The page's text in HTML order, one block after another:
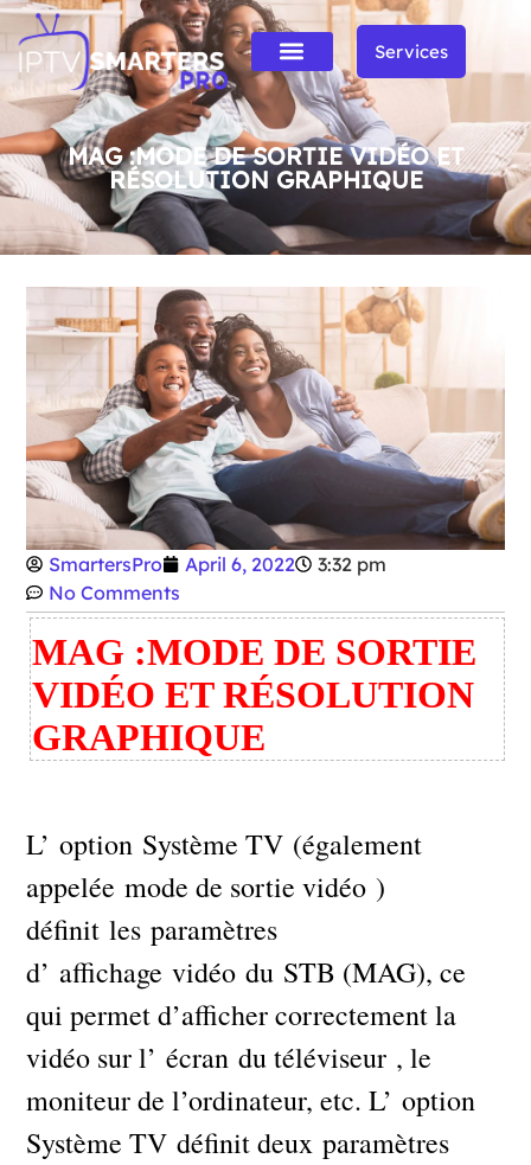
Services
MAG :MODE DE SORTIE VIDÉO ET
RÉSOLUTION GRAPHIQUE
SmartersPro April 6, 2022
3:32 pm
No Comments
MAG :MODE DE SORTIE
VIDÉO ET RÉSOLUTION
GRAPHIQUE
L’ option Système TV (également
appelée mode de sortie vidéo )
définit les paramètres
d’ affichage vidéo du STB (MAG), ce
qui permet d’afficher correctement la
vidéo sur l’ écran du téléviseur , le
moniteur de l’ordinateur, etc. L’ option
Système TV définit deux paramètres